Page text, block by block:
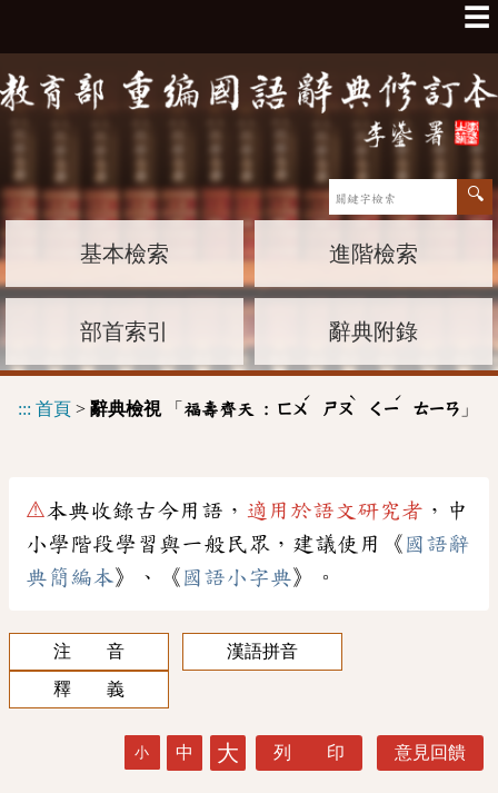
☰
基本檢索 進階檢索
部首索引 辭典附錄
::: 首頁 > 辭典檢視「 福壽齊天 : ㄈㄨ
ˊ
ㄕㄡ
ˋ
ㄑㄧ
ˊ
ㄊㄧㄢ 」
⚠本典收錄古今用語， 適用於語文研究者 ，中
小學階段學習與一般民眾，建議使用《 國語辭
典簡編本》、《 國語小字典》。
注 音
漢語拼音
釋 義
小 中 大 列 印 意見回饋